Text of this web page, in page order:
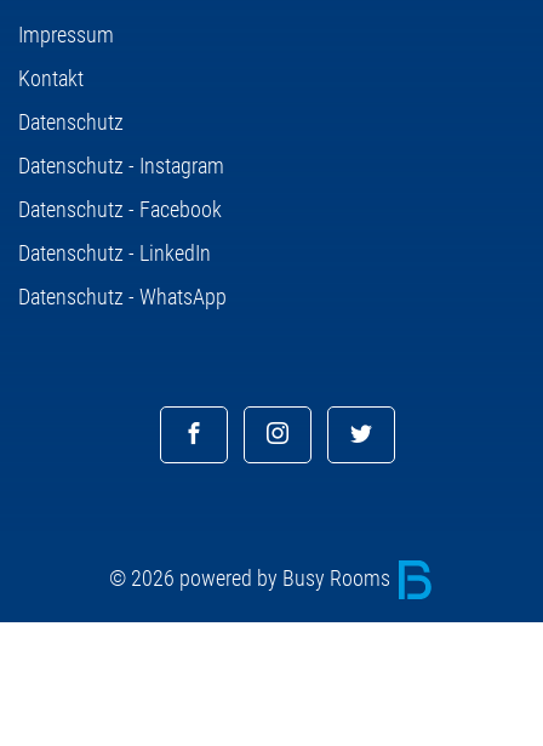
Impressum
Kontakt
Datenschutz
Datenschutz - Instagram
Datenschutz - Facebook
Datenschutz - LinkedIn
Datenschutz - WhatsApp
© 2026 powered by Busy Rooms